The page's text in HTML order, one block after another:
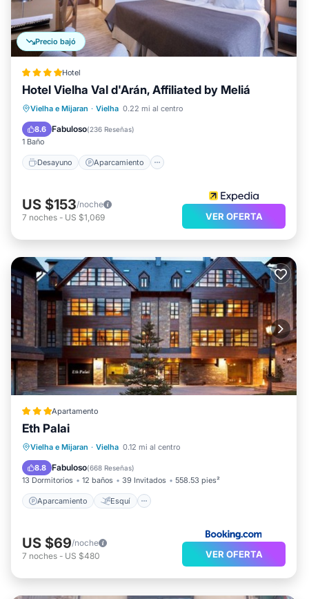
Precio bajó
Hotel
Hotel Vielha Val d'Arán, Affiliated by Meliá
Vielha e Mijaran · Vielha 0.22 mi al centro
8.6 Fabuloso(236 Reseñas)
1 Baño
Desayuno Aparcamiento
Desayuno Aparcamiento
Spa
US $153/noche
7 noches - US $1,069 VER OFERTA
Apartamento
Eth Palai
Vielha e Mijaran · Vielha 0.12 mi al centro
8.8 Fabuloso(668 Reseñas)
13 Dormitorios 12 baños 39 Invitados 558.53 pies²
Aparcamiento Esquí
Aparcamiento Esquí
Apto para niños
US $69/noche
7 noches - US $480 VER OFERTA